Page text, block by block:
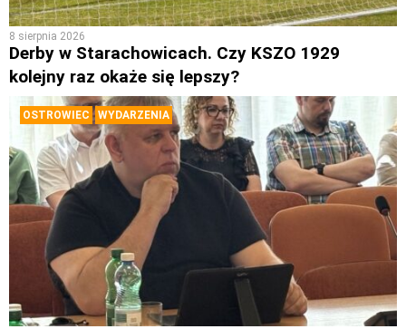
8 sierpnia 2026
Derby w Starachowicach. Czy KSZO 1929
kolejny raz okaże się lepszy?
OSTROWIEC WYDARZENIA